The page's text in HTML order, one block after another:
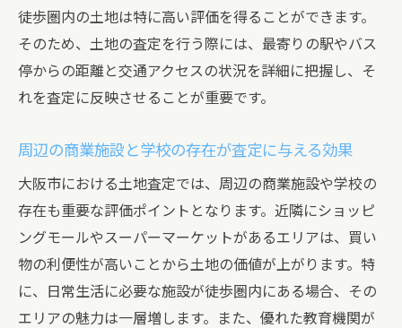
地域特性を活かした査定の成功事例
地域市場の動向を理解するための方法
地域特性を査定に反映させるためのチェッ
クポイント
ンド
地域特性を押さえて大阪府大阪市で土地査定を
高くする方法
地域特性を査定に反映させるためのステッ
プ
大阪市内の主要エリアの価値を理解する
徒歩圏内の土地は特に高い評価を得ることができます。
そのため、土地の査定を行う際には、最寄りの駅やバス
停からの距離と交通アクセスの状況を詳細に把握し、そ
れを査定に反映させることが重要です。
周辺の商業施設と学校の存在が査定に与える効果
大阪市における土地査定では、周辺の商業施設や学校の
存在も重要な評価ポイントとなります。近隣にショッピ
ングモールやスーパーマーケットがあるエリアは、買い
物の利便性が高いことから土地の価値が上がります。特
に、日常生活に必要な施設が徒歩圏内にある場合、その
エリアの魅力は一層増します。また、優れた教育機関が